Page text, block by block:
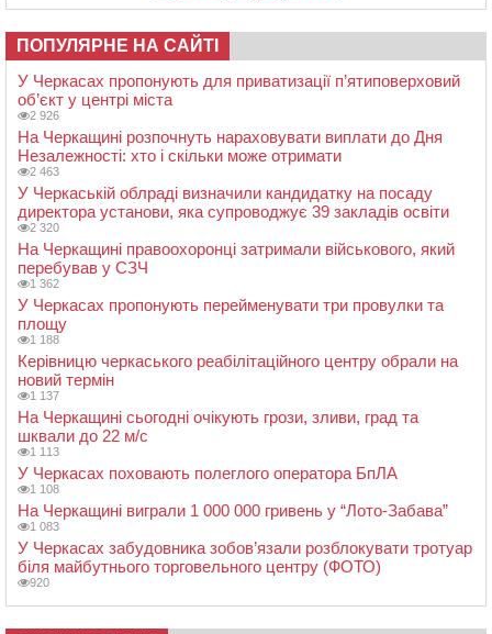
ПОПУЛЯРНЕ НА САЙТІ
У Черкасах пропонують для приватизації п’ятиповерховий
об’єкт у центрі міста
2 926
На Черкащині розпочнуть нараховувати виплати до Дня
Незалежності: хто і скільки може отримати
2 463
У Черкаській облраді визначили кандидатку на посаду
директора установи, яка супроводжує 39 закладів освіти
2 320
На Черкащині правоохоронці затримали військового, який
перебував у СЗЧ
1 362
У Черкасах пропонують перейменувати три провулки та
площу
1 188
Керівницю черкаського реабілітаційного центру обрали на
новий термін
1 137
На Черкащині сьогодні очікують грози, зливи, град та
шквали до 22 м/с
1 113
У Черкасах поховають полеглого оператора БпЛА
1 108
На Черкащині виграли 1 000 000 гривень у “Лото-Забава”
1 083
У Черкасах забудовника зобов’язали розблокувати тротуар
біля майбутнього торговельного центру (ФОТО)
920